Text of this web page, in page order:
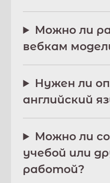
Можно ли
вебкам
Нужен ли
английский
Можно ли
учебой или
работой?